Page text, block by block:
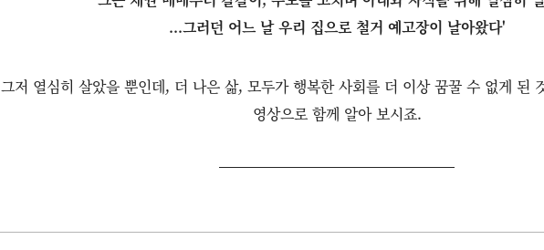
...그러던 어느 날 우리 집으로 철거 예고장이 날아왔다'
그저 열심히 살았을 뿐인데, 더 나은 삶, 모두가 행복한 사회를 더 이상 꿈꿀 수 없게 된
영상으로 함께 알아 보시죠.